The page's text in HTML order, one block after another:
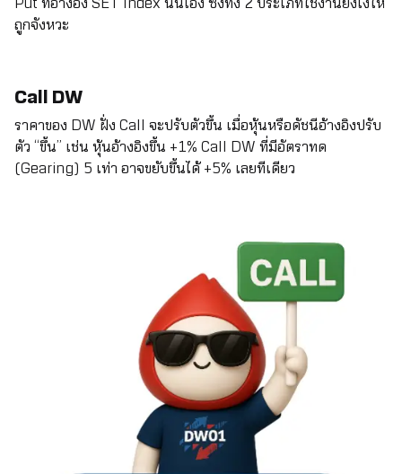
ถูกจังหวะ
Call DW
ราคาของ DW ฝั่ง Call จะปรับตัวขึ้น เมื่อหุ้นหรือดัชนีอ้างอิงปรับ
ตัว “ขึ้น” เช่น หุ้นอ้างอิงขึ้น +1% Call DW ที่มีอัตราทด
(Gearing) 5 เท่า อาจขยับขึ้นได้ +5% เลยทีเดียว